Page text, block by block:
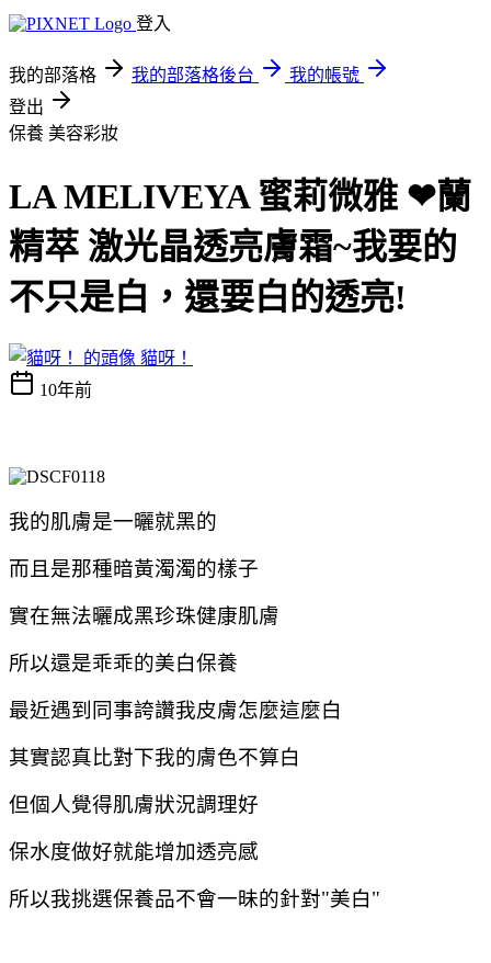
登入
我的部落格 我的部落格後台
我的帳號
登出
保養 美容彩妝
LA MELIVEYA 蜜莉微雅 ❤蘭
精萃 激光晶透亮膚霜~我要的
不只是白，還要白的透亮!
貓呀！
10年前
我的肌膚是一曬就黑的
而且是那種暗黃濁濁的樣子
實在無法曬成黑珍珠健康肌膚
所以還是乖乖的美白保養
最近遇到同事誇讚我皮膚怎麼這麼白
其實認真比對下我的膚色不算白
但個人覺得肌膚狀況調理好
保水度做好就能增加透亮感
所以我挑選保養品不會一昧的針對"美白"